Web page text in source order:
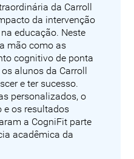
da Carroll
da intervenção
educação. Neste
mão como as
cognitivo de ponta
alunos da Carroll
e ter sucesso.
personalizados, o
e os resultados
a CogniFit parte
acadêmica da